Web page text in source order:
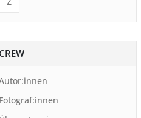
CREW
Fotograf:innen